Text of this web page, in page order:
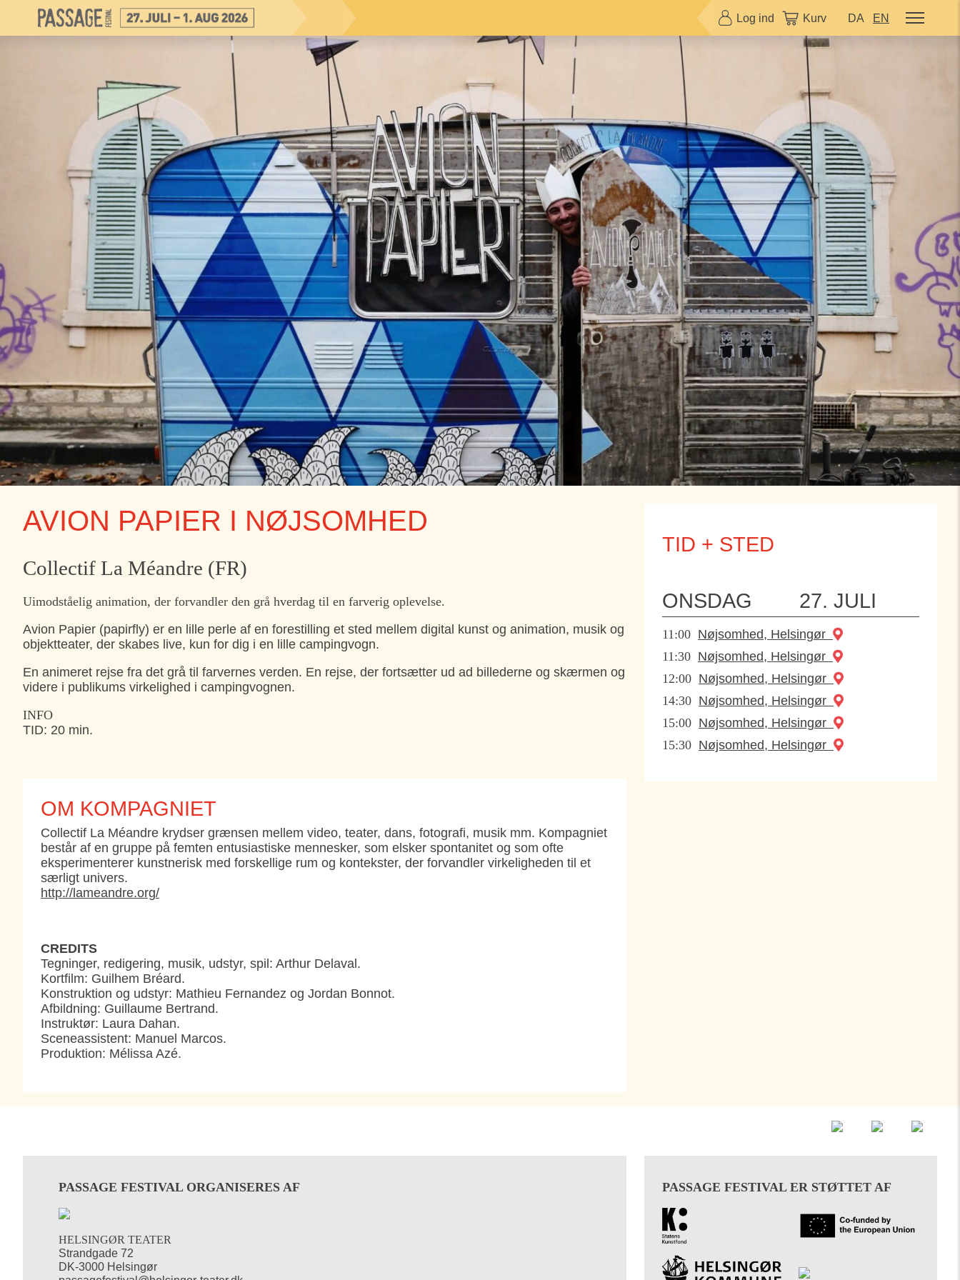
Log ind Kurv DA EN
AVION PAPIER I NØJSOMHED
Collectif La Méandre (FR)
Uimodståelig animation, der forvandler den grå hverdag til en farverig oplevelse.
Avion Papier (papirfly) er en lille perle af en forestilling et sted mellem digital kunst og animation, musik og
objektteater, der skabes live, kun for dig i en lille campingvogn.
En animeret rejse fra det grå til farvernes verden. En rejse, der fortsætter ud ad billederne og skærmen og
videre i publikums virkelighed i campingvognen.
INFO
TID: 20 min.
TID + STED
ONSDAG 27. JULI
11:00 Nøjsomhed, Helsingør
11:30 Nøjsomhed, Helsingør
12:00 Nøjsomhed, Helsingør
14:30 Nøjsomhed, Helsingør
15:00 Nøjsomhed, Helsingør
15:30 Nøjsomhed, Helsingør
OM KOMPAGNIET
Collectif La Méandre krydser grænsen mellem video, teater, dans, fotografi, musik mm. Kompagniet
består af en gruppe på femten entusiastiske mennesker, som elsker spontanitet og som ofte
eksperimenterer kunstnerisk med forskellige rum og kontekster, der forvandler virkeligheden til et
særligt univers.
http://lameandre.org/
CREDITS
Tegninger, redigering, musik, udstyr, spil: Arthur Delaval.
Kortfilm: Guilhem Bréard.
Konstruktion og udstyr: Mathieu Fernandez og Jordan Bonnot.
Afbildning: Guillaume Bertrand.
Instruktør: Laura Dahan.
Sceneassistent: Manuel Marcos.
Produktion: Mélissa Azé.
PASSAGE FESTIVAL ORGANISERES AF
HELSINGØR TEATER
Strandgade 72
DK-3000 Helsingør
PASSAGE FESTIVAL ER STØTTET AF